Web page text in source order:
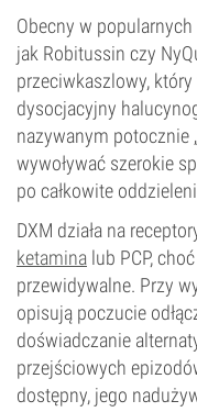
Obecny w
jak Robitussin czy
przeciwkaszlowy,
dysocjacyjny
nazywanym potocznie
wywoływać szerokie
po całkowite
DXM działa na
ketamina lub PCP,
przewidywalne. Przy
opisują poczucie
doświadczanie
przejściowych
dostępny, jego